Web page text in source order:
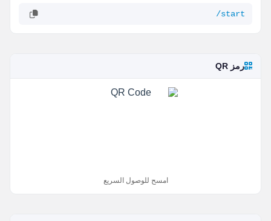
/start
رمز QR
امسح للوصول السريع